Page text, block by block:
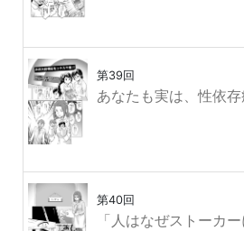
第39回
あなたも実は、性依存
第40回
「人はなぜストーカ